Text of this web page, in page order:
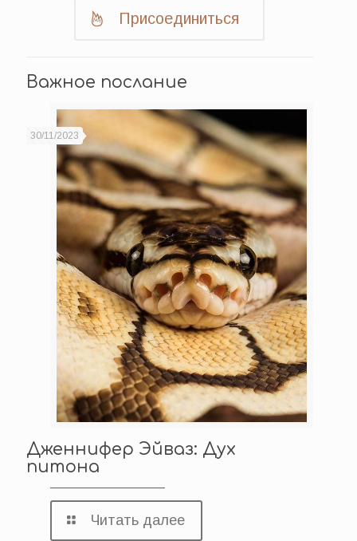
Присоединиться
Важное послание
30/11/2023
Дженнифер Эйваз: Дух
питона
Читать далее